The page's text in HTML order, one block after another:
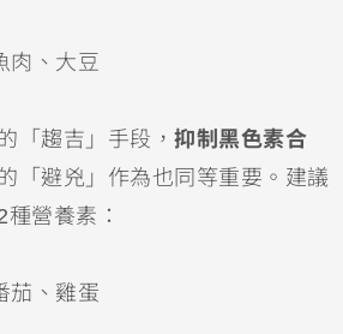
肉、大豆
「趨吉」手段，抑制黑色素合
「避兇」作為也同等重要。建議
營養素：
茄、雞蛋